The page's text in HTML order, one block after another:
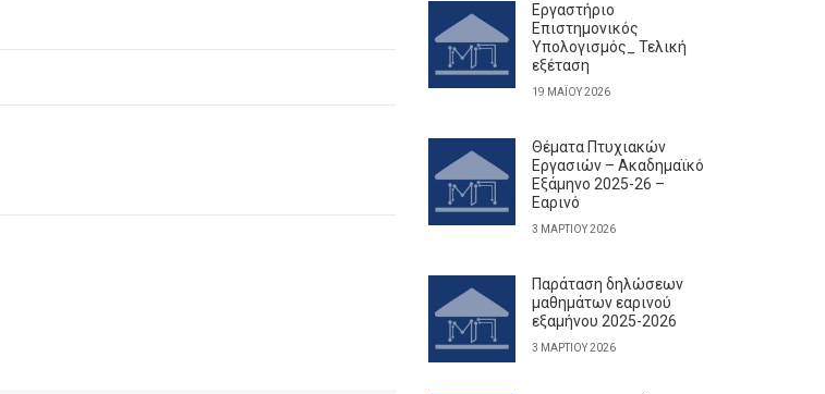
Εργαστήριο
Επιστημονικός
Υπολογισμός_ Τελική
εξέταση
19 ΜΑΪ́ΟΥ 2026
Θέματα Πτυχιακών
Εργασιών – Ακαδημαϊκό
Εξάμηνο 2025-26 –
Εαρινό
3 ΜΑΡΤΊΟΥ 2026
Παράταση δηλώσεων
μαθημάτων εαρινού
εξαμήνου 2025-2026
3 ΜΑΡΤΊΟΥ 2026